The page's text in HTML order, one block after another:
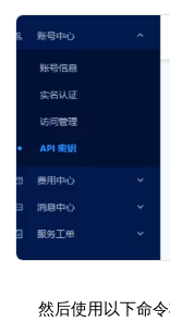
然后使用以下命